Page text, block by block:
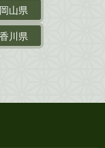
岡山県
香川県